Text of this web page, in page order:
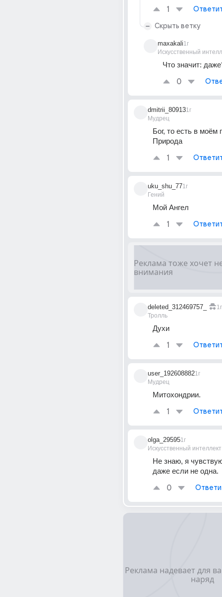
1
Скрыть ветку
maxakali
Искусственный
1г
Что значит:
0
dmitrii_80913
Мудрец
1г
Бог, то есть в моём
Природа
1
uku_shu_77
Гений
1г
Мой Ангел
1
deleted_312469757_
Тролль
1г
Духи
1
user_192608882
Мудрец
1г
Митохондрии.
1
olga_29595
Искусственный интеллект
1г
Не знаю, я
даже если не одна.
0